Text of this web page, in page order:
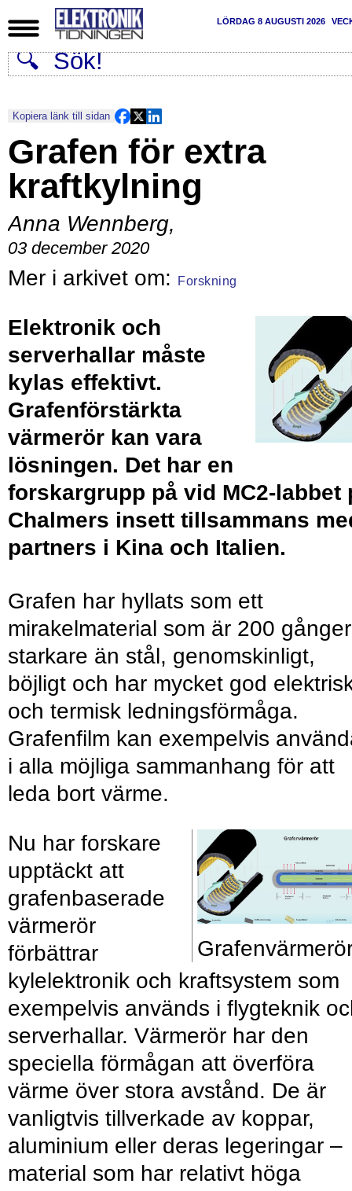
LÖRDAG 8 AUGUSTI 2026
Kopiera länk till sidan
Grafen för extra
kraftkylning
Anna Wennberg,
03 december 2020
Forskning
Elektronik och
serverhallar måste
kylas effektivt.
Grafenförstärkta
värmerör kan vara
lösningen. Det har en
forskargrupp på vid MC2-labbet
Chalmers insett tillsammans
partners i Kina och Italien.
Grafen har hyllats som ett
mirakelmaterial som är 200 gånger
starkare än stål, genomskinligt,
böjligt och har mycket god
och termisk ledningsförmåga.
Grafenfilm kan exempelvis
i alla möjliga sammanhang för att
leda bort värme.
Nu har forskare
upptäckt att
grafenbaserade
värmerör
förbättrar
kylelektronik och kraftsystem som
exempelvis används i flygteknik
serverhallar. Värmerör har den
speciella förmågan att överföra
värme över stora avstånd. De är
vanligtvis tillverkade av koppar,
aluminium eller deras legeringar –
material som har relativt höga